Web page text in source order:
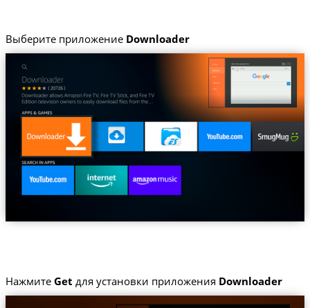
Выберите приложение Downloader
Нажмите Get для установки приложения Downloader